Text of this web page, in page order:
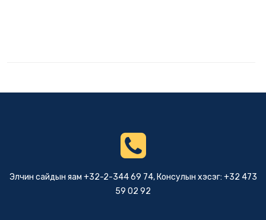
Элчин сайдын яам +32-2-344 69 74, Консулын хэсэг: +32 473
59 02 92